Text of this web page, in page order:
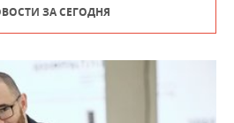
ЗА СЕГОДНЯ